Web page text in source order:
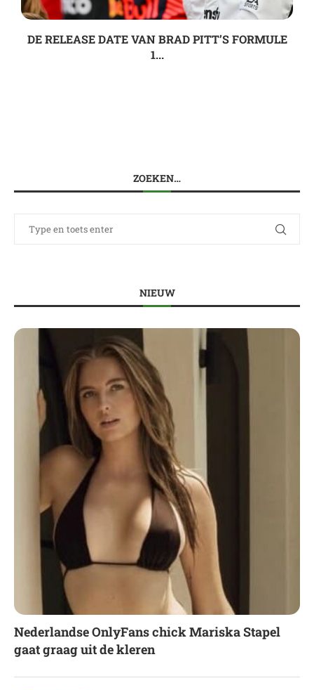
DE RELEASE DATE VAN BRAD PITT’S FORMULE
1...
ZOEKEN…
NIEUW
Nederlandse OnlyFans chick Mariska Stapel
gaat graag uit de kleren